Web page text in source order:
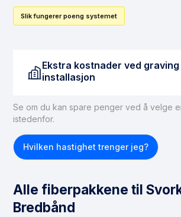
Slik fungerer poeng systemet
Ekstra kostnader ved graving
installasjon
Se om du kan spare penger ved å velge
istedenfor.
Hvilken hastighet trenger jeg?
Alle fiberpakkene til
Bredbånd